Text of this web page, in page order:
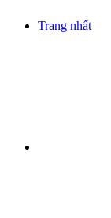
Trang nhất